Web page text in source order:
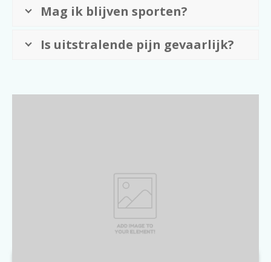
Mag ik blijven sporten?
Is uitstralende pijn gevaarlijk?